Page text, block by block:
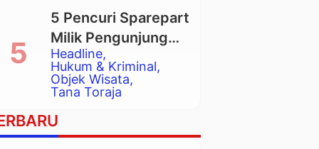
sebagai Bupati dan
Wakil Bupati Tana
Toraja Terpilih
Headline
Hukum & Kriminal
Objek Wisata
Tana Toraja
5 Pencuri Sparepart
Milik Pengunjung
Objek Wisata
Pango-Pango
Ditangkap Polisi